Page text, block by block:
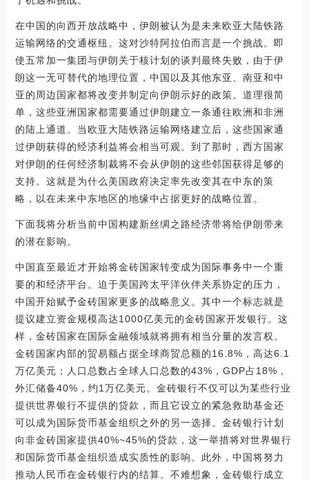
在中国的向西开放战略中，伊朗被认为是未来欧亚大陆铁路
运输网络的交通枢纽。这对沙特阿拉伯而言是一个挑战。即
使五常加一集团与伊朗关于核计划的谈判最终失败，由于伊
朗这一无可替代的地理位置，中国以及其他东亚、南亚和中
亚的周边国家都将改变并制定向伊朗示好的政策。道理很简
单，这些亚洲国家都需要通过伊朗建立一条通往欧洲和非洲
的陆上通道。当欧亚大陆铁路运输网络建立后，这些国家通
过伊朗获得的经济利益将会相当可观。到了那时，西方国家
对伊朗的任何经济制裁将不会从伊朗的这些邻国获得足够的
支持。这就是为什么美国政府决定率先改变其在中东的策
略，以在未来中东地区的地缘中占据更好的战略位置。
下面我将分析当前中国构建新丝绸之路经济带将给伊朗带来
的潜在影响。
中国直至最近才开始将金砖国家转变成为国际事务中一个重
要的和经济平台。迫于美国跨太平洋伙伴关系协定的压力，
中国开始赋予金砖国家更多的战略意义。其中一个标志就是
提议建立资金规模高达1000亿美元的金砖国家开发银行。这
样，金砖国家在国际金融领域就将拥有相当分量的发言权。
金砖国家内部的贸易额占据全球商贸总额的16.8%，高达6.1
万亿美元；人口总数占全球人口总数的43%，GDP占18%，
外汇储备40%，约1万亿美元。金砖银行不仅可以为某些行业
提供世界银行不提供的贷款，而且它设立的紧急救助基金还
可以成为国际货币基金组织之外的另一选择。金砖银行计划
向非金砖国家提供40%~45%的贷款，这一举措将对世界银行
和国际货币基金组织造成实质性的影响。此外，中国将努力
推动人民币在金砖银行内的结算。不难想象，金砖银行成立